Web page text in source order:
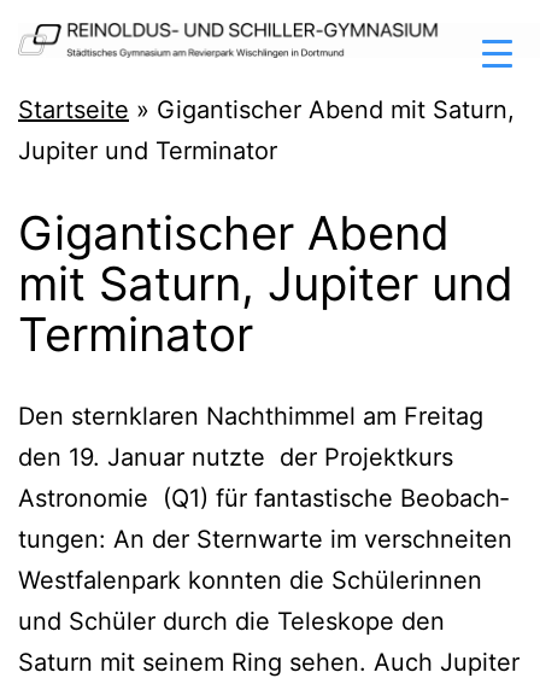
Zum
Inhalt
springen
Reinoldus-
und
Gymnasium
Dortmund
Startseite » Gigantischer Abend mit Saturn,
Jupiter und Terminator
Gigantischer Abend
mit Saturn, Jupiter und
Terminator
Den stern­kla­ren Nacht­him­mel am Frei­tag
den 19. Janu­ar nutz­te der Pro­jekt­kurs
Astro­no­mie (Q1) für fan­tas­ti­sche Beob­ach­
tun­gen: An der Stern­war­te im ver­schnei­ten
West­fa­len­park konn­ten die Schü­le­rin­nen
und Schü­ler durch die Tele­sko­pe den
Saturn mit sei­nem Ring sehen. Auch Jupi­ter